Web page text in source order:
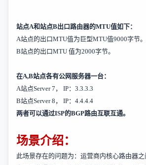
站点A和站点B出口路由器的MTU值如下：
A站点的出口MTU值为巨型MTU值9000字节。
B站点的出口MTU 值为2000字节。
在A,B站点各有公网服务器一台：
A站点Server 7 ， IP： 3.3.3.3
B站点Server 8 ， IP： 4.4.4.4
两者可以通过ISP的BGP路由互联互通。
场景介绍：
此场景存在的问题为：运营商内核心路由器之